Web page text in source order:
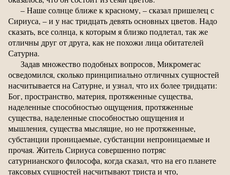
– Наше солнце ближе к красному, – сказал пришелец с
Сириуса, – и у нас тридцать девять основных цветов. Надо
сказать, все солнца, к которым я близко подлетал, так же
отличны друг от друга, как не похожи лица обитателей
Сатурна.
Задав множество подобных вопросов, Микромегас
осведомился, сколько принципиально отличных сущностей
насчитывается на Сатурне, и узнал, что их более тридцати:
Бог, пространство, материя, протяженные существа,
наделенные способностью ощущения, протяженные
существа, наделенные способностью ощущения и
мышления, существа мыслящие, но не протяженные,
субстанции проницаемые, субстанции непроницаемые и
прочая. Житель Сириуса совершенно потряс
сатурнианского философа, когда сказал, что на его планете
таксовых сущностей насчитывают триста и что,